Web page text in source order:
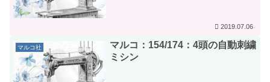
2019.07.06
マルコ社
マルコ：154/174：4頭の自動刺繍
ミシン